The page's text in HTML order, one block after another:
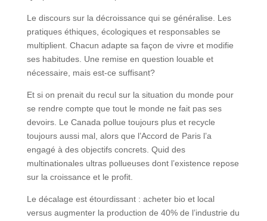
Le discours sur la décroissance qui se généralise. Les
pratiques éthiques, écologiques et responsables se
multiplient. Chacun adapte sa façon de vivre et modifie
ses habitudes. Une remise en question louable et
nécessaire, mais est-ce suffisant?
Et si on prenait du recul sur la situation du monde pour
se rendre compte que tout le monde ne fait pas ses
devoirs. Le Canada pollue toujours plus et recycle
toujours aussi mal, alors que l’Accord de Paris l’a
engagé à des objectifs concrets. Quid des
multinationales ultras pollueuses dont l’existence repose
sur la croissance et le profit.
Le décalage est étourdissant : acheter bio et local
versus augmenter la production de 40% de l’industrie du